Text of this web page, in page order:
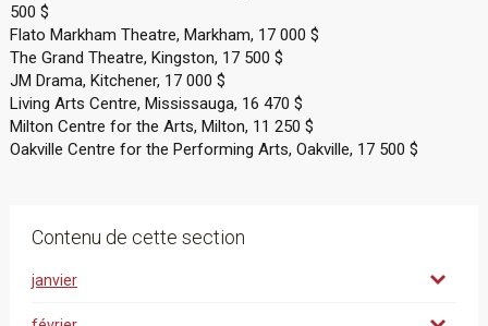
500 $
Flato Markham Theatre, Markham, 17 000 $
The Grand Theatre, Kingston, 17 500 $
JM Drama, Kitchener, 17 000 $
Living Arts Centre, Mississauga, 16 470 $
Milton Centre for the Arts, Milton, 11 250 $
Oakville Centre for the Performing Arts, Oakville, 17 500 $
Contenu de cette section
janvier